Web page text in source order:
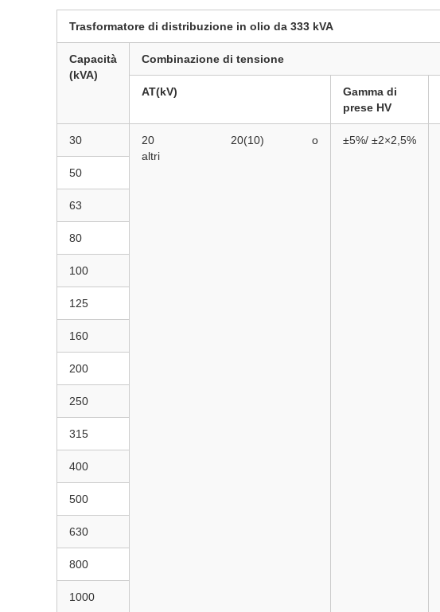
Trasformatore di distribuzione in olio da 333 kVA
Capacità
(kVA)
Combinazione di tensione
AT(kV)
Gamma di
prese HV
30 20 20(10)
o
altri
±5%/ ±2×2,5%
50
63
80
100
125
160
200
250
315
400
500
630
800
1000